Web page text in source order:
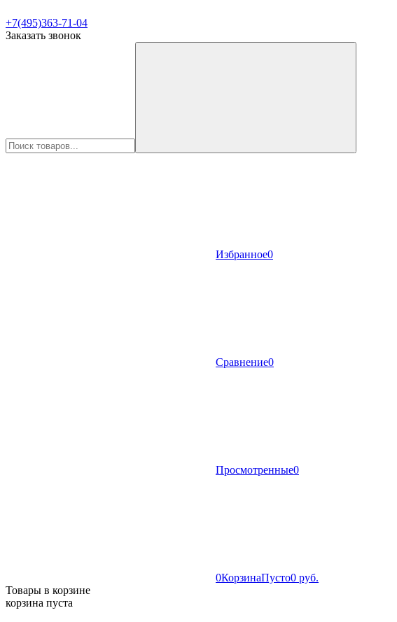
+7(495)363-71-04
Заказать звонок
Избранное0
Сравнение0
Просмотренные0
0КорзинаПусто0 руб.
Товары в корзине
корзина пуста